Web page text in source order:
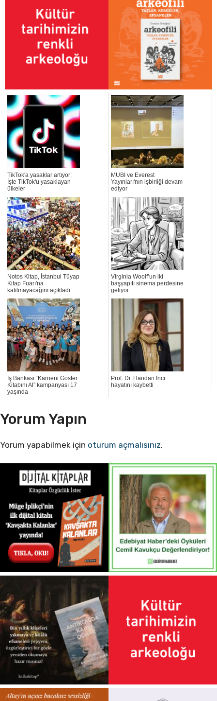
TikTok'a yasaklar artıyor:
İşte TikTok'u yasaklayan
ülkeler
MUBI ve Everest
Yayınları'nın işbirliği devam
ediyor
Notos Kitap, İstanbul Tüyap
Kitap Fuarı'na
katılmayacağını açıkladı
Virginia Woolf’un iki
başyapıtı sinema perdesine
geliyor
İş Bankası “Karneni Göster
Kitabını Al” kampanyası 17
yaşında
Prof. Dr. Handan İnci
hayatını kaybetti
Yorum Yapın
Yorum yapabilmek için oturum açmalısınız.